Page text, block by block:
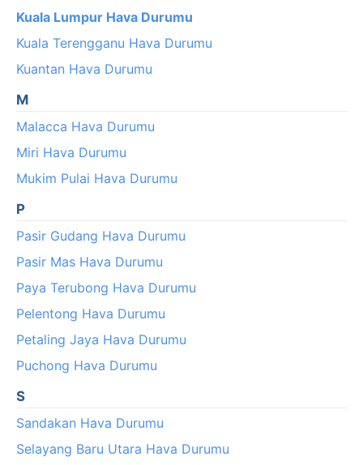
Kuala Lumpur Hava Durumu
Kuala Terengganu Hava Durumu
Kuantan Hava Durumu
M
Malacca Hava Durumu
Miri Hava Durumu
Mukim Pulai Hava Durumu
P
Pasir Gudang Hava Durumu
Pasir Mas Hava Durumu
Paya Terubong Hava Durumu
Pelentong Hava Durumu
Petaling Jaya Hava Durumu
Puchong Hava Durumu
S
Sandakan Hava Durumu
Selayang Baru Utara Hava Durumu